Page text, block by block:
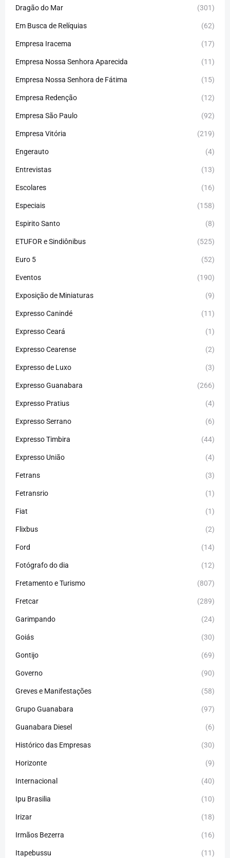
Dragão do Mar (301)
Em Busca de Relíquias (62)
Empresa Iracema (17)
Empresa Nossa Senhora Aparecida (11)
Empresa Nossa Senhora de Fátima (15)
Empresa Redenção (12)
Empresa São Paulo (92)
Empresa Vitória (219)
Engerauto (4)
Entrevistas (13)
Escolares (16)
Especiais (158)
Espirito Santo (8)
ETUFOR e Sindiônibus (525)
Euro 5 (52)
Eventos (190)
Exposição de Miniaturas (9)
Expresso Canindé (11)
Expresso Ceará (1)
Expresso Cearense (2)
Expresso de Luxo (3)
Expresso Guanabara (266)
Expresso Pratius (4)
Expresso Serrano (6)
Expresso Timbira (44)
Expresso União (4)
Fetrans (3)
Fetransrio (1)
Fiat (1)
Flixbus (2)
Ford (14)
Fotógrafo do dia (12)
Fretamento e Turismo (807)
Fretcar (289)
Garimpando (24)
Goiás (30)
Gontijo (69)
Governo (90)
Greves e Manifestações (58)
Grupo Guanabara (97)
Guanabara Diesel (6)
Histórico das Empresas (30)
Horizonte (9)
Internacional (40)
Ipu Brasilia (10)
Irizar (18)
Irmãos Bezerra (16)
Itapebussu (11)